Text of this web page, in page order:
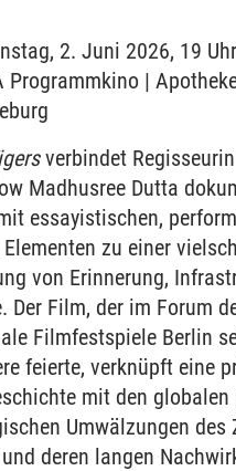
2. Juni 2026, 19 Uhr
Programmkino |
verbindet
Madhusree Dutta
essayistischen,
zu einer
von Erinnerung,
Der Film, der im Forum
Filmfestspiele Berlin
feierte, verknüpft eine
mit den
Umwälzungen des
deren langen